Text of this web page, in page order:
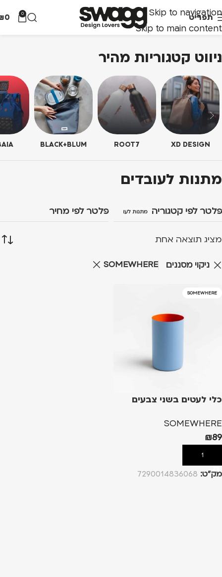
Skip to navigation
Skip to main content
תפריט 0
0
ניווט קטגוריות מהיר
XD DESIGN
ROOT7
BLACK+BLUM
מתנות לעובדים
פלטר לפי קטגוריה מתנות לעובדים פלטר לפי מחיר
מציג תוצאה אחת
ניקוי מסננים SOMEWHERE
SOMEWHERE
כלי לעטים בשני צבעים
SOMEWHERE
₪89
הוספה לסל
מק”ט: 7290014836068